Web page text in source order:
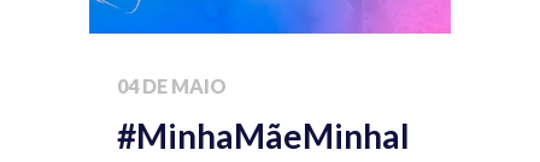
04 DE MAIO
#MinhaMãeMinhaI